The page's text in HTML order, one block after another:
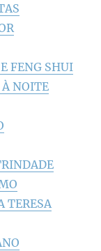
FENG SHUI
À NOITE
TERESA